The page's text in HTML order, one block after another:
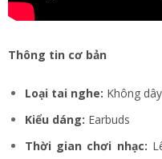
Thông tin cơ bản
Loại tai nghe: Không
Kiểu dáng: Earbuds
Thời gian chơi nhạc: